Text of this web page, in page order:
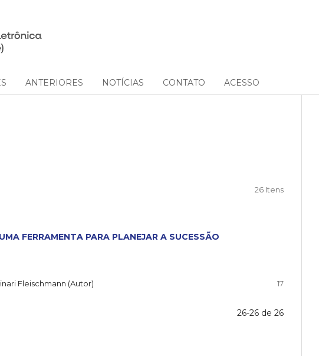
ANTERIORES NOTÍCIAS CONTATO ACESSO
26 Itens
FERRAMENTA PARA PLANEJAR A SUCESSÃO
Fleischmann (Autor) 17
26-26 de 26